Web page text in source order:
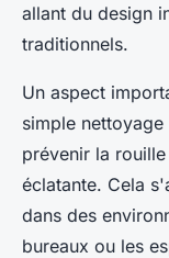
allant du design
traditionnels.
Un aspect
simple
prévenir la
éclatante. Cela
dans des
bureaux ou les